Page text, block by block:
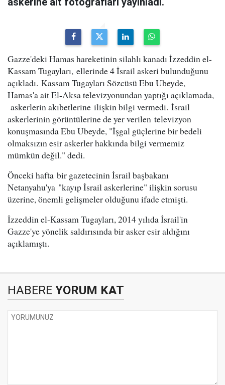
Gazze'deki Hamas hareketinin silahlı kanadı İzzeddin el-
Kassam Tugayları, ellerinde 4 İsrail askeri bulunduğunu
açıkladı. Kassam Tugayları Sözcüsü Ebu Ubeyde,
Hamas'a ait El-Aksa televizyonundan yaptığı açıklamada,
askerlerin akıbetlerine ilişkin bilgi vermedi. İsrail
askerlerinin görüntülerine de yer verilen televizyon
konuşmasında Ebu Ubeyde, "İşgal güçlerine bir bedeli
olmaksızın esir askerler hakkında bilgi vermemiz
mümkün değil." dedi.
Önceki hafta bir gazetecinin İsrail başbakanı
Netanyahu'ya "kayıp İsrail askerlerine" ilişkin sorusu
üzerine, önemli gelişmeler olduğunu ifade etmişti.
İzzeddin el-Kassam Tugayları, 2014 yılıda İsrail'in
Gazze'ye yönelik saldırısında bir asker esir aldığını
açıklamıştı.
HABERE YORUM KAT